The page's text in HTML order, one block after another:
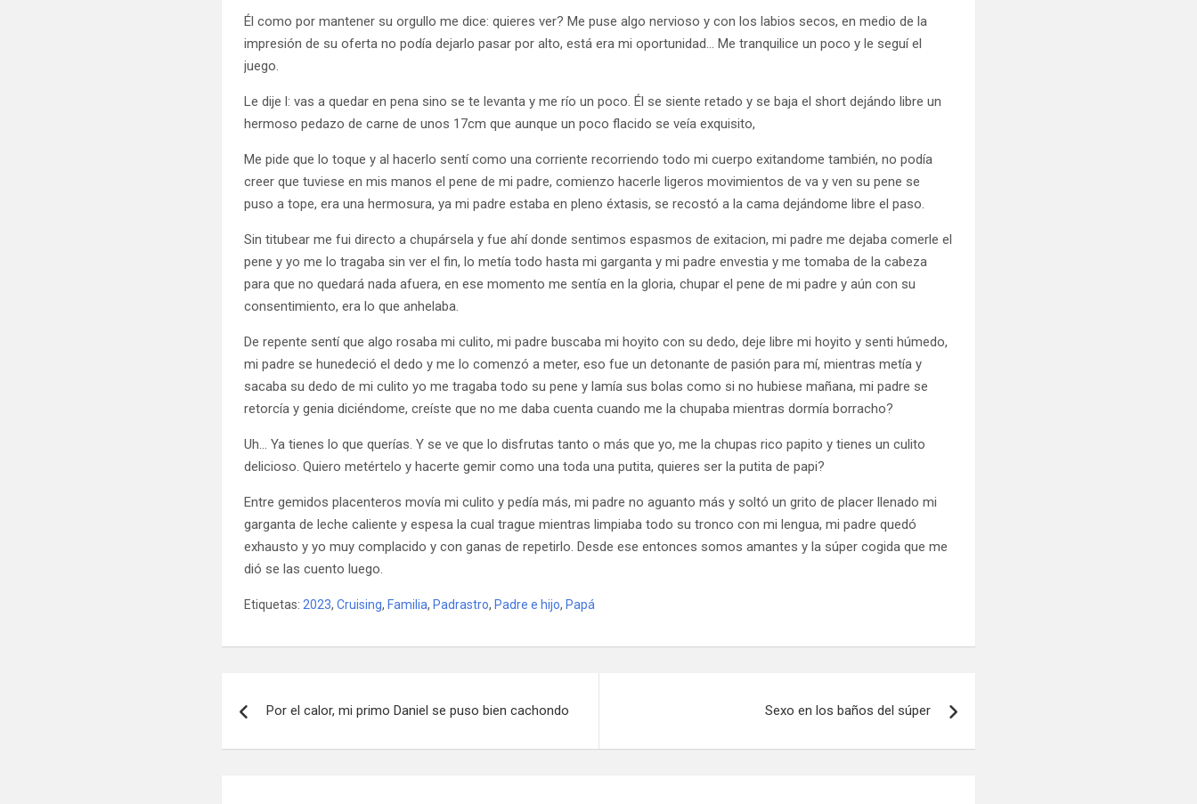
Él como por mantener su orgullo me dice: quieres ver? Me puse algo nervioso y con los labios secos, en medio de la
impresión de su oferta no podía dejarlo pasar por alto, está era mi oportunidad… Me tranquilice un poco y le seguí el
juego.
Le dije l: vas a quedar en pena sino se te levanta y me río un poco. Él se siente retado y se baja el short dejándo libre un
hermoso pedazo de carne de unos 17cm que aunque un poco flacido se veía exquisito,
Me pide que lo toque y al hacerlo sentí como una corriente recorriendo todo mi cuerpo exitandome también, no podía
creer que tuviese en mis manos el pene de mi padre, comienzo hacerle ligeros movimientos de va y ven su pene se
puso a tope, era una hermosura, ya mi padre estaba en pleno éxtasis, se recostó a la cama dejándome libre el paso.
Sin titubear me fui directo a chupársela y fue ahí donde sentimos espasmos de exitacion, mi padre me dejaba comerle el
pene y yo me lo tragaba sin ver el fin, lo metía todo hasta mi garganta y mi padre envestia y me tomaba de la cabeza
para que no quedará nada afuera, en ese momento me sentía en la gloria, chupar el pene de mi padre y aún con su
consentimiento, era lo que anhelaba.
De repente sentí que algo rosaba mi culito, mi padre buscaba mi hoyito con su dedo, deje libre mi hoyito y senti húmedo,
mi padre se hunedeció el dedo y me lo comenzó a meter, eso fue un detonante de pasión para mí, mientras metía y
sacaba su dedo de mi culito yo me tragaba todo su pene y lamía sus bolas como si no hubiese mañana, mi padre se
retorcía y genia diciéndome, creíste que no me daba cuenta cuando me la chupaba mientras dormía borracho?
Uh… Ya tienes lo que querías. Y se ve que lo disfrutas tanto o más que yo, me la chupas rico papito y tienes un culito
delicioso. Quiero metértelo y hacerte gemir como una toda una putita, quieres ser la putita de papi?
Entre gemidos placenteros movía mi culito y pedía más, mi padre no aguanto más y soltó un grito de placer llenado mi
garganta de leche caliente y espesa la cual trague mientras limpiaba todo su tronco con mi lengua, mi padre quedó
exhausto y yo muy complacido y con ganas de repetirlo. Desde ese entonces somos amantes y la súper cogida que me
dió se las cuento luego.
Etiquetas: 2023,Cruising, Familia, Padrastro, Padre e hijo, Papá
de
Por el calor, mi primo Daniel se puso bien cachondo Sexo en los baños del súper